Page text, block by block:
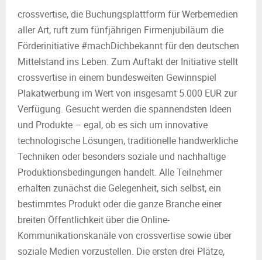
crossvertise, die Buchungsplattform für Werbemedien
aller Art, ruft zum fünfjährigen Firmenjubiläum die
Förderinitiative #machDichbekannt für den deutschen
Mittelstand ins Leben. Zum Auftakt der Initiative stellt
crossvertise in einem bundesweiten Gewinnspiel
Plakatwerbung im Wert von insgesamt 5.000 EUR zur
Verfügung. Gesucht werden die spannendsten Ideen
und Produkte – egal, ob es sich um innovative
technologische Lösungen, traditionelle handwerkliche
Techniken oder besonders soziale und nachhaltige
Produktionsbedingungen handelt. Alle Teilnehmer
erhalten zunächst die Gelegenheit, sich selbst, ein
bestimmtes Produkt oder die ganze Branche einer
breiten Öffentlichkeit über die Online-
Kommunikationskanäle von crossvertise sowie über
soziale Medien vorzustellen. Die ersten drei Plätze,